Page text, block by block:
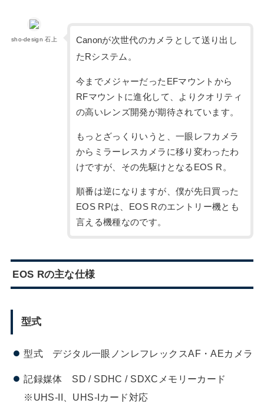
sho-design 石上
Canonが次世代のカメラとして送り出し
たRシステム。
今までメジャーだったEFマウントから
RFマウントに進化して、よりクオリティ
の高いレンズ開発が期待されています。
もっとざっくりいうと、一眼レフカメラ
からミラーレスカメラに移り変わったわ
けですが、その先駆けとなるEOS R。
順番は逆になりますが、僕が先日買った
EOS RPは、EOS Rのエントリー機とも
言える機種なのです。
EOS Rの主な仕様
型式
型式 デジタル一眼ノンレフレックスAF・AEカメラ
記録媒体 SD / SDHC / SDXCメモリーカード
※UHS-II、UHS-Iカード対応